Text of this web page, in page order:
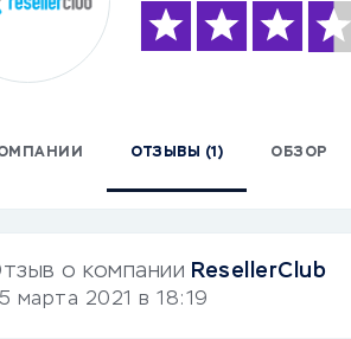
ОТЗЫВЫ (1) ОБЗОР
о компании ResellerClub
марта 2021 в 18:19